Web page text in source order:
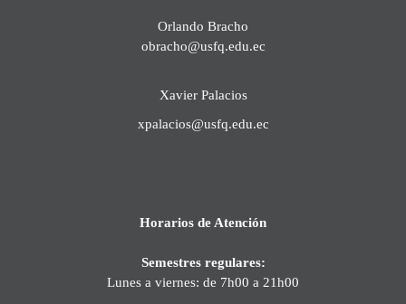
Orlando Bracho
obracho@usfq.edu.ec
Xavier Palacios
xpalacios@usfq.edu.ec
Horarios de Atención
Semestres regulares:
Lunes a viernes: de 7h00 a 21h00